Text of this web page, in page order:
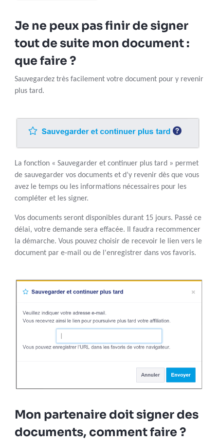
Je ne peux pas finir de signer
tout de suite mon document :
que faire ?
Sauvegardez très facilement votre document pour y revenir
plus tard.
La fonction « Sauvegarder et continuer plus tard » permet
de sauvegarder vos documents et d’y revenir dès que vous
avez le temps ou les informations nécessaires pour les
compléter et les signer.
Vos documents seront disponibles durant 15 jours. Passé ce
délai, votre demande sera effacée. Il faudra recommencer
la démarche. Vous pouvez choisir de recevoir le lien vers le
document par e-mail ou de l'enregistrer dans vos favoris.
Mon partenaire doit signer des
documents, comment faire ?